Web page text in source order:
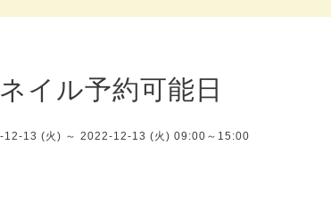
ネイル予約可能日
12-13 (火) ～ 2022-12-13 (火) 09:00～15:00